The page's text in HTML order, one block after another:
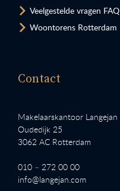
Veelgestelde vragen FAQ
Woontorens Rotterdam
Contact
Makelaarskantoor Langejan
Oudedijk 25
3062 AC Rotterdam
010 – 272 00 00
info@langejan.com